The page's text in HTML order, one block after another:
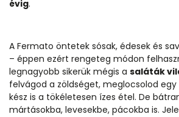
évig.
A Fermato öntetek sósak, édesek és
– éppen ezért rengeteg módon
legnagyobb sikerük mégis a saláták
felvágod a zöldséget, meglocsolod egy
kész is a tökéletesen ízes étel. De
mártásokba, levesekbe, pácokba is.